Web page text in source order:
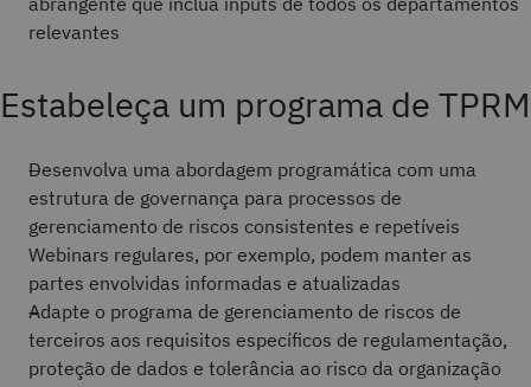
relevantes
Estabeleça um programa de TPRM
Desenvolva uma abordagem programática com uma
estrutura de governança para processos de
gerenciamento de riscos consistentes e repetíveis
Webinars regulares, por exemplo, podem manter as
partes envolvidas informadas e atualizadas
Adapte o programa de gerenciamento de riscos de
terceiros aos requisitos específicos de regulamentação,
proteção de dados e tolerância ao risco da organização